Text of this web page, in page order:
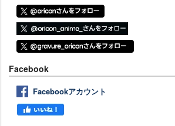
Facebook
Facebookアカウント